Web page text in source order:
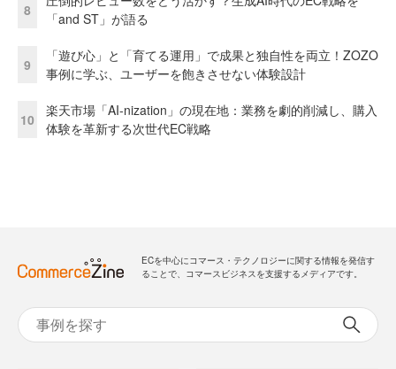
8
「and ST」が語る
9
「遊び心」と「育てる運用」で成果と独自性を両立！ZOZO
事例に学ぶ、ユーザーを飽きさせない体験設計
10
楽天市場「AI-nization」の現在地：業務を劇的削減し、購入
体験を革新する次世代EC戦略
ECを中心にコマース・テクノロジーに関する情報を発信す
ることで、コマースビジネスを支援するメディアです。